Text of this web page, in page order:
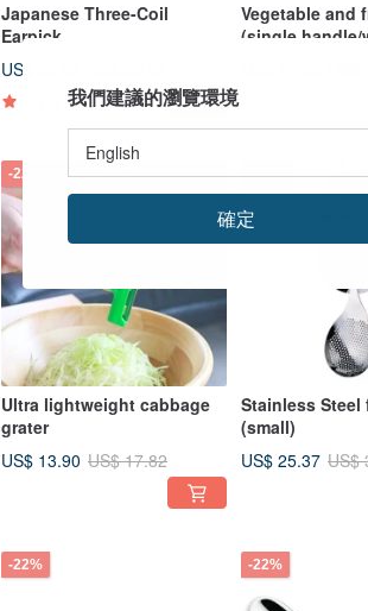
Japanese Three-Coil
Earpick
US$ 24.62
Vegetable and
(single handle/
-22%
Ultra lightweight cabbage
grater
US$ 13.90 US$ 17.82
-22%
Stainless
(small)
US$ 25.37 US$
-22% -22%
我們建議的瀏覽環境
確定